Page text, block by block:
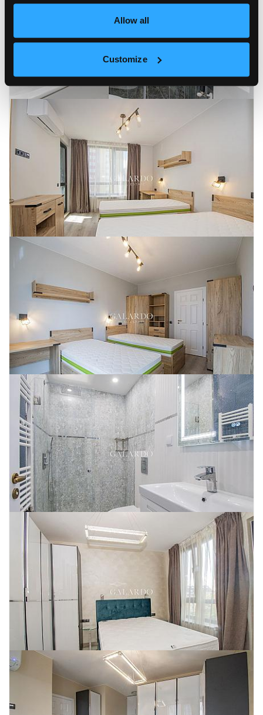
Allow all
Customize